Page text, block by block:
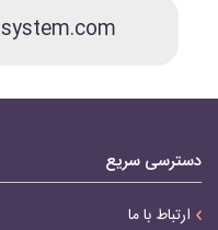
دسترسی سریع
ارتباط با ما